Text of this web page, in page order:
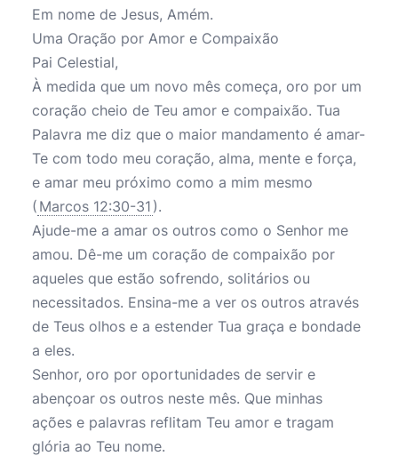
Em nome de Jesus, Amém.
Uma Oração por Amor e Compaixão
Pai Celestial,
À medida que um novo mês começa, oro por um
coração cheio de Teu amor e compaixão. Tua
Palavra me diz que o maior mandamento é amar-
Te com todo meu coração, alma, mente e força,
e amar meu próximo como a mim mesmo
( Marcos 12:30-31 ).
Ajude-me a amar os outros como o Senhor me
amou. Dê-me um coração de compaixão por
aqueles que estão sofrendo, solitários ou
necessitados. Ensina-me a ver os outros através
de Teus olhos e a estender Tua graça e bondade
a eles.
Senhor, oro por oportunidades de servir e
abençoar os outros neste mês. Que minhas
ações e palavras reflitam Teu amor e tragam
glória ao Teu nome.